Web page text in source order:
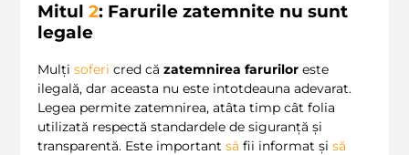
Mitul 2: Farurile zatemnite nu sunt
legale
Mulți soferi cred că zatemnirea farurilor este
ilegală, dar aceasta nu este intotdeauna adevarat.
Legea permite zatemnirea, atâta timp cât folia
utilizată respectă standardele de siguranță și
transparentă. Este important să fii informat și să